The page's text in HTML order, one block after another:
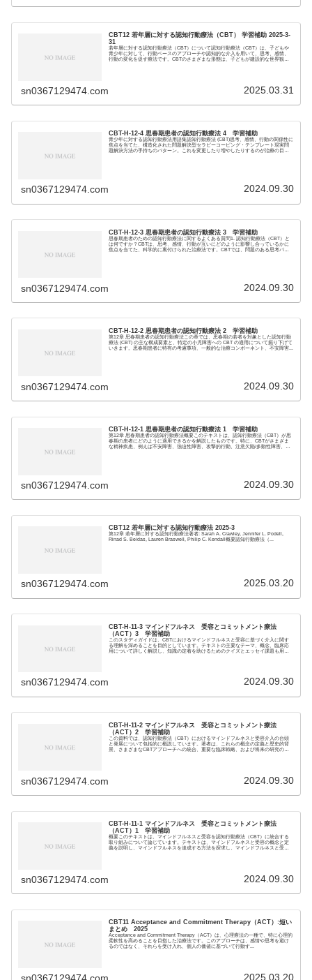
CBT12 若年層に対する認知行動療法（CBT） 学習補助 2025-3-
31
若年層に対する認知行動療法（CBT）について認知行動療法（CBT）は、子どもや
⻘少年に対して、行動ベースのアプローチや認知的な介入を用いて、思考、感情、
行動の変化を促す療法です。CBTのさまざまな形態は、子どもが建設的な世界観と
sn0367129474.com 2025.03.31
CBT-H-12-4 思春期患者の認知行動療法 4 学習補助
青少年に対する認知行動療法用語集認知行動療法 (CBT)思考、感情、行動の関係性に
焦点を当てた、構造化された問題解決型セラピーコーピング・テンプレート現実問
題解決方法の手持ちのパターン。これを変更したり増やしたりするのが治療の目
sn0367129474.com 2024.09.30
CBT-H-12-3 思春期患者の認知行動療法 3 学習補助
思春期患者のための認知行動療法に関するよくある質問1. 認知行動療法（CBT）と
は何ですか？CBTは、思考、感情、行動が互いにどのように影響し合っているかに
焦点を当てた、科学的に裏付けられた治療法です。CBTでは、問題のある思考パタ
sn0367129474.com 2024.09.30
CBT-H-12-2 思春期患者の認知行動療法 2 学習補助
第12章 思春期患者の認知行動療法この章では、思春期の若者を対象とした認知行動
療法 (CBT) の主な構成要素と、特定の小児障害への CBT の適用について掘り下げて
いきます。思春期患者に特有の考慮事項、一般的な治療コンポーネント、不安障害...
sn0367129474.com 2024.09.30
CBT-H-12-1 思春期患者の認知行動療法 1 学習補助
第12章 思春期患者の認知行動療法概要このテキストは、認知行動療法（CBT）が思
春期の患者にどのように適用できるかを解説したものです。特に、CBTがさまざま
な精神疾患、例えば不安障害、強迫性障害、攻撃的行動、注意欠陥/多動性障害、う
sn0367129474.com 2024.09.30
CBT12 若年層に対する認知行動療法 2025-3
第12章 若年層に対する認知行動療法著者: Sarah A. Crawley, Jennifer L. Podell,
Rinad S. Beidas, Lauren Braswell, Philip C. Kendall概要認知行動療法（...
sn0367129474.com 2025.03.20
CBT-H-11-3 マインドフルネス 受容とコミットメント療法
（ACT）3 学習補助
このスタディガイドは、CBTにおけるマインドフルネスと受容に基づく介入に関す
る理解を深めることを目的としています。テキストの主要なテーマ、概念、臨床応
用について詳しく解説し、知識の定着を助けるためのクイズとエッセイ課題も用意
sn0367129474.com 2024.09.30
CBT-H-11-2 マインドフルネス 受容とコミットメント療法
（ACT）2 学習補助
この資料では、認知行動療法（CBT）におけるマインドフルネスと受容介入の台頭
と発展について包括的に概説しています。著者は、これらの概念の定義と歴史的背
景、さまざまなCBTアプローチへの統合、重要な臨床戦略、および将来の研究の方
sn0367129474.com 2024.09.30
CBT-H-11-1 マインドフルネス 受容とコミットメント療法
（ACT）1 学習補助
概要このテキストは、マインドフルネスと受容を認知行動療法（CBT）に統合する
取り組みについて論じています。テキストは、マインドフルネスと受容の概念と定
義を説明し、マインドフルネスを達成する方法を探求し、マインドフルネスと受容
sn0367129474.com 2024.09.30
CBT11 Acceptance and Commitment Therapy（ACT）:短い
まとめ 2025
Acceptance and Commitment Therapy（ACT）は、心理療法の一種で、特に心理的
柔軟性を高めることを目指した治療法です。このアプローチは、感情や思考を避け
るのではなく、それらを受け入れ、個人の価値に基づいて行動す...
2025.03.20